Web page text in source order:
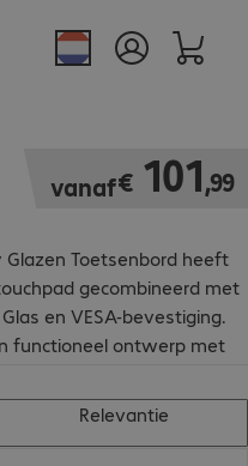
Glazen Toetsenbord heeft
gecombineerd met
en VESA-bevestiging.
functioneel ontwerp met
vanaf€ 101,99
€ 101,99
Relevantie